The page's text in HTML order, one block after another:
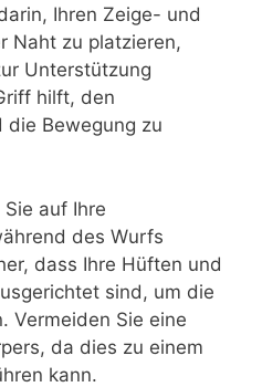
Ihren Zeige- und
Naht zu platzieren,
Unterstützung
hilft, den
die Bewegung zu
auf Ihre
des Wurfs
dass Ihre Hüften und
sind, um die
Vermeiden Sie eine
da dies zu einem
kann.